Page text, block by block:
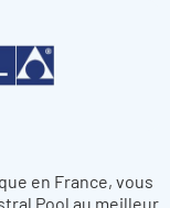
en France, vous
Pool au meilleur